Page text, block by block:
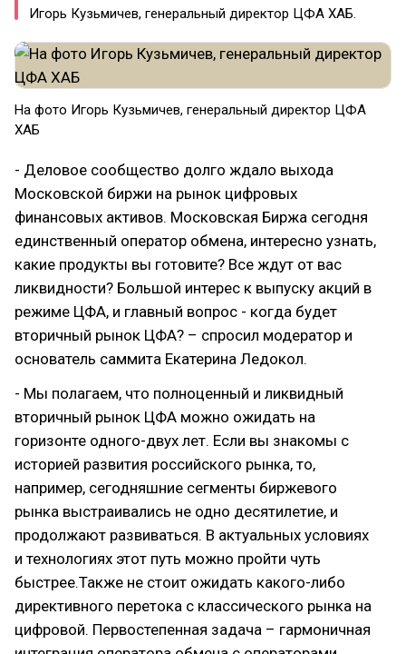
Игорь Кузьмичев, генеральный директор ЦФА ХАБ.
На фото Игорь Кузьмичев, генеральный директор ЦФА
ХАБ
- Деловое сообщество долго ждало выхода
Московской биржи на рынок цифровых
финансовых активов. Московская Биржа сегодня
единственный оператор обмена, интересно узнать,
какие продукты вы готовите? Все ждут от вас
ликвидности? Большой интерес к выпуску акций в
режиме ЦФА, и главный вопрос - когда будет
вторичный рынок ЦФА? – спросил модератор и
основатель саммита Екатерина Ледокол.
- Мы полагаем, что полноценный и ликвидный
вторичный рынок ЦФА можно ожидать на
горизонте одного-двух лет. Если вы знакомы с
историей развития российского рынка, то,
например, сегодняшние сегменты биржевого
рынка выстраивались не одно десятилетие, и
продолжают развиваться. В актуальных условиях
и технологиях этот путь можно пройти чуть
быстрее.Также не стоит ожидать какого-либо
директивного перетока с классического рынка на
цифровой. Первостепенная задача – гармоничная